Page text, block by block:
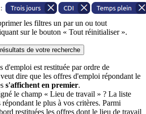
les filtres un par un ou tout
sur le bouton « Tout réinitialiser ».
de votre recherche
d'emploi est restituée par ordre de
dire que les offres d'emploi répondant le
s'affichent en premier.
le champ « Lieu de travail » ? La liste
le plus à vos critères. Parmi
restituées les offres dont le lieu de travail